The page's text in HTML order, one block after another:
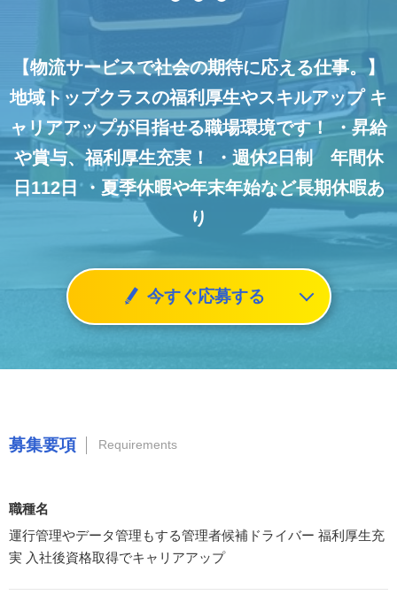
【物流サービスで社会の期待に応える仕事。】
地域トップクラスの福利厚生やスキルアップキ
ャリアアップが目指せる職場環境です！
・昇給
や賞与、福利厚生充実！
・週休2日制 年間休
日112日 ・夏季休暇や年末年始など長期休暇あ
り
今すぐ応募する
募集要項 Requirements
職種名
運行管理やデータ管理もする管理者候補ドライバー 福利厚生充
実 入社後資格取得でキャリアアップ